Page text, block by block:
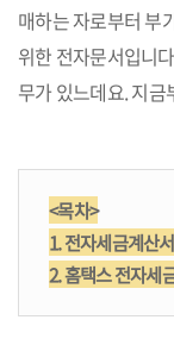
매하는 자로부터 부
위한 전자문서입니
무가 있느데요. 지
<목차>
1. 전자세금계산
2. 홈택스 전자세